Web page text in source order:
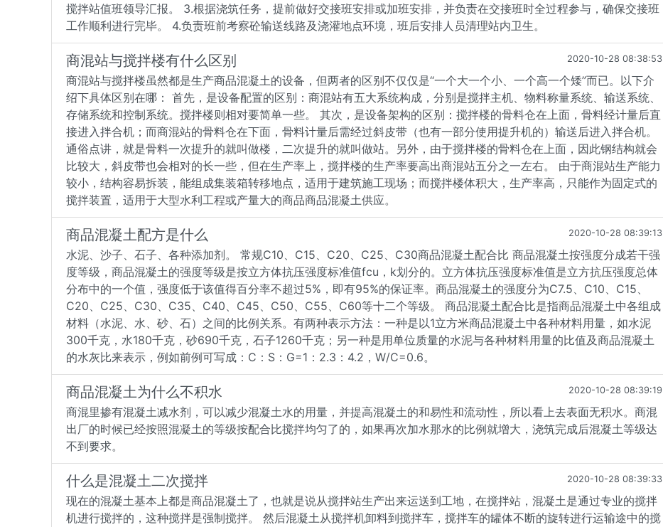
搅拌站值班领导汇报。 3.根据浇筑任务，提前做好交接班安排或加班安排，并负责在交接班时全过程参与，确保交接班
工作顺利进行完毕。 4.负责班前考察砼输送线路及浇灌地点环境，班后安排人员清理站内卫生。
商混站与搅拌楼有什么区别 2020-10-28 08:38:53
商混站与搅拌楼虽然都是生产商品混凝土的设备，但两者的区别不仅仅是“一个大一个小、一个高一个矮”而已。以下介
绍下具体区别在哪： 首先，是设备配置的区别：商混站有五大系统构成，分别是搅拌主机、物料称量系统、输送系统、
存储系统和控制系统。搅拌楼则相对要简单一些。 其次，是设备架构的区别：搅拌楼的骨料仓在上面，骨料经计量后直
接进入拌合机；而商混站的骨料仓在下面，骨料计量后需经过斜皮带（也有一部分使用提升机的）输送后进入拌合机。
通俗点讲，就是骨料一次提升的就叫做楼，二次提升的就叫做站。另外，由于搅拌楼的骨料仓在上面，因此钢结构就会
比较大，斜皮带也会相对的长一些，但在生产率上，搅拌楼的生产率要高出商混站五分之一左右。 由于商混站生产能力
较小，结构容易拆装，能组成集装箱转移地点，适用于建筑施工现场；而搅拌楼体积大，生产率高，只能作为固定式的
搅拌装置，适用于大型水利工程或产量大的商品商品混凝土供应。
商品混凝土配方是什么 2020-10-28 08:39:13
水泥、沙子、石子、各种添加剂。 常规C10、C15、C20、C25、C30商品混凝土配合比 商品混凝土按强度分成若干强
度等级，商品混凝土的强度等级是按立方体抗压强度标准值fcu，k划分的。立方体抗压强度标准值是立方抗压强度总体
分布中的一个值，强度低于该值得百分率不超过5%，即有95%的保证率。商品混凝土的强度分为C7.5、C10、C15、
C20、C25、C30、C35、C40、C45、C50、C55、C60等十二个等级。 商品混凝土配合比是指商品混凝土中各组成
材料（水泥、水、砂、石）之间的比例关系。有两种表示方法：一种是以1立方米商品混凝土中各种材料用量，如水泥
300千克，水180千克，砂690千克，石子1260千克；另一种是用单位质量的水泥与各种材料用量的比值及商品混凝土
的水灰比来表示，例如前例可写成：C：S：G=1：2.3：4.2，W/C=0.6。
商品混凝土为什么不积水 2020-10-28 08:39:19
商混里掺有混凝土减水剂，可以减少混凝土水的用量，并提高混凝土的和易性和流动性，所以看上去表面无积水。商混
出厂的时候已经按照混凝土的等级按配合比搅拌均匀了的，如果再次加水那水的比例就增大，浇筑完成后混凝土等级达
不到要求。
什么是混凝土二次搅拌 2020-10-28 08:39:33
现在的混凝土基本上都是商品混凝土了，也就是说从搅拌站生产出来运送到工地，在搅拌站，混凝土是通过专业的搅拌
机进行搅拌的，这种搅拌是强制搅拌。 然后混凝土从搅拌机卸料到搅拌车，搅拌车的罐体不断的旋转进行运输途中的搅